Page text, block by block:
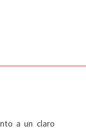
a un claro